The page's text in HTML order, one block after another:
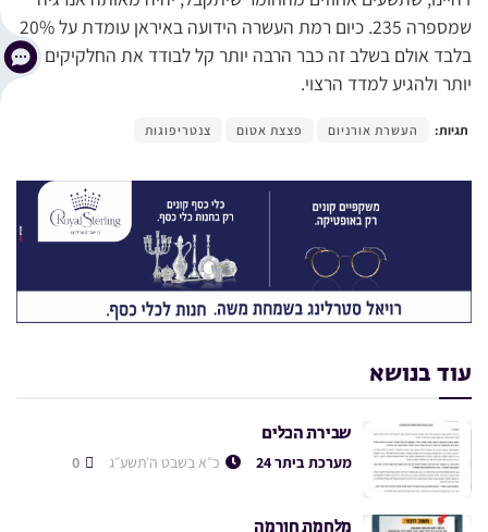
שמספרה 235. כיום רמת העשרה הידועה באיראן עומדת על 20%
בלבד אולם בשלב זה כבר הרבה יותר קל לבודד את החלקיקים
יותר ולהגיע למדד הרצוי.
תגיות: העשרת אורניום פצצת אטום צנטריפוגות
עוד בנושא
שבירת הכלים
מערכת ביתר 24 כ״א בשבט ה׳תשע״ג
מלחמת חורמה